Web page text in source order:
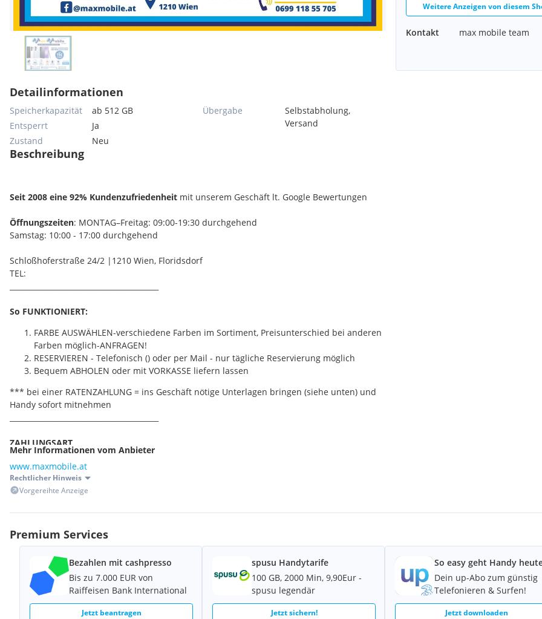
Weitere Anzeigen von diesem
Kontakt max mobile team
Detailinformationen
Speicherkapazität
ab 512 GB
Entsperrt
Ja
Zustand
Neu
Übergabe
Selbstabholung,
Versand
Beschreibung
Seit 2008 eine 92% Kundenzufriedenheit mit unserem Geschäft lt. Google Bewertungen
Öffnungszeiten: MONTAG–Freitag: 09:00-19:30 durchgehend
Samstag: 10:00 - 17:00 durchgehend
Schloßhoferstraße 24/2 |1210 Wien, Floridsdorf
TEL:
So FUNKTIONIERT:
FARBE AUSWÄHLEN-verschiedene Farben im Sortiment, Preisunterschied bei anderen
Farben möglich-ANFRAGEN!
RESERVIEREN - Telefonisch () oder per Mail - nur tägliche Reservierung möglich
Bequem ABHOLEN oder mit VORKASSE liefern lassen
*** bei einer RATENZAHLUNG = ins Geschäft nötige Unterlagen bringen (siehe unten) und
Handy sofort mitnehmen
ZAHLUNGSART
+ Im Shop - NUR BARZAHLUNG möglich (Wir nehmen kein Bankomat und Kreditkarten)
+ Versand - Kontoüberweisung
_________________________________________
+ Laufzeiten von 12 bis 36 Monaten (ab 12, 18, 21, 24, 27, 30, 33 bis 36 Monaten) (Erfüllung
banküblicher Bonitätskriterien unserer Partnerbank vorausgesetzt)
SIE BENÖTIGEN folgende Unterlagen im Original:
1) Amtlichen Lichtbildausweis (Reisepass, Führerschein, Personalausweis)
2) Gültige Bankomatkarte (Maestro), bzw. aktuellen Lohn-/Gehaltszettel oder
Pensionsbescheid (letztes Monat)
Mehr Informationen vom Anbieter
www.maxmobile.at
Rechtlicher Hinweis
Vorgereihte Anzeige
Premium Services
Bezahlen mit cashpresso
Bis zu 7.000 EUR von
Raiffeisen Bank International
Jetzt beantragen
spusu Handytarife
100 GB, 2000 Min, 9,90Eur -
spusu legendär
Jetzt sichern!
So easy geht Handy
Dein up-Abo zum günstig
Telefonieren & Surfen!
Jetzt downloaden